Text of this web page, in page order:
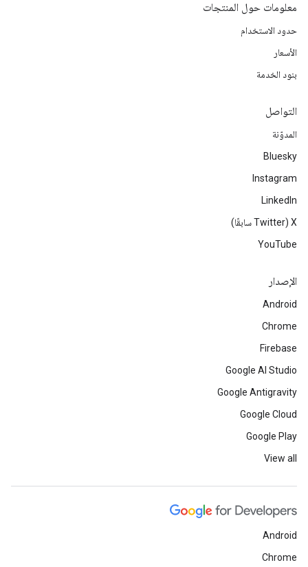
معلومات حول المنتجات
حدود الاستخدام
الأسعار
بنود الخدمة
التواصل
المدوّنة
Bluesky
Instagram
LinkedIn
‫X ‏(Twitter سابقًا)
YouTube
الإصدار
Android
Chrome
Firebase
Google AI Studio
Google Antigravity
Google Cloud
Google Play
View all
Android
Chrome